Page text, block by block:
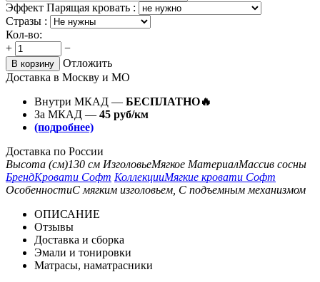
Эффект Парящая кровать :
Стразы :
Кол-во:
+
−
В корзину
Отложить
Доставка в Москву и МО
Внутри МКАД — БЕСПЛАТНО🔥
За МКАД — 45 руб/км
(подробнее)
Доставка по России
Высота (см)130 см ИзголовьеМягкое МатериалМассив сосны
БрендКровати Софт КоллекцииМягкие кровати Софт
ОсобенностиС мягким изголовьем, С подъемным механизмом
ОПИСАНИЕ
Отзывы
Доставка и сборка
Эмали и тонировки
Матрасы, наматрасники